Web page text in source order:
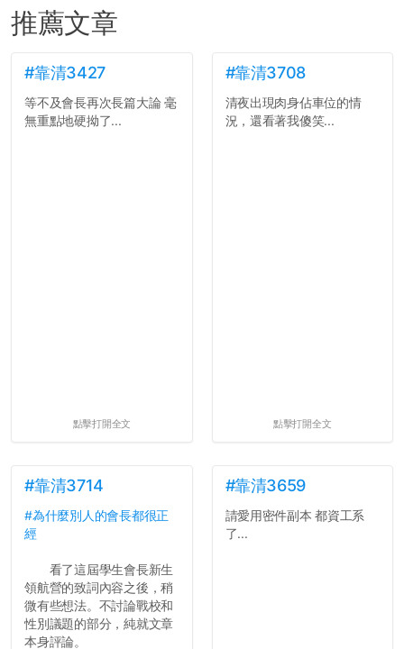
推薦文章
#靠清3427
等不及會長再次長篇大論 毫
無重點地硬拗了...
點擊打開全文
#靠清3708
清夜出現肉身佔車位的情
況，還看著我傻笑...
點擊打開全文
#靠清3714
#為什麼別人的會長都很正
經
看了這屆學生會長新生
領航營的致詞內容之後，稍
微有些想法。不討論戰校和
性別議題的部分，純就文章
本身評論。
#靠清3659
請愛用密件副本 都資工系
了...